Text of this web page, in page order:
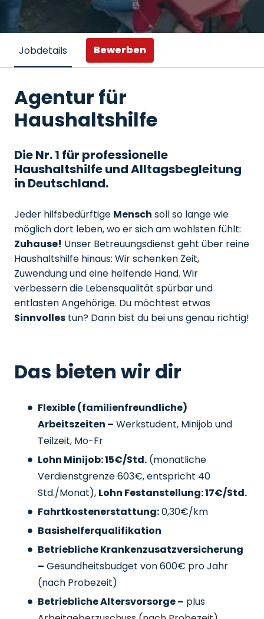
Jobdetails Bewerben
Agentur für
Haushaltshilfe
Die Nr. 1 für professionelle
Haushaltshilfe und Alltagsbegleitung
in Deutschland.
Jeder hilfsbedürftige Mensch soll so lange wie
möglich dort leben, wo er sich am wohlsten fühlt:
Zuhause! Unser Betreuungsdienst geht über reine
Haushaltshilfe hinaus: Wir schenken Zeit,
Zuwendung und eine helfende Hand. Wir
verbessern die Lebensqualität spürbar und
entlasten Angehörige. Du möchtest etwas
Sinnvolles tun? Dann bist du bei uns genau richtig!
Das bieten wir dir
Flexible (familienfreundliche)
Arbeitszeiten – Werkstudent, Minijob und
Teilzeit, Mo-Fr
Lohn Minijob: 15€/Std. (monatliche
Verdienstgrenze 603€, entspricht 40
Std./Monat), Lohn Festanstellung: 17€/Std.
Fahrtkostenerstattung:0,30€/km
Basishelferqualifikation
Betriebliche Krankenzusatzversicherung
– Gesundheitsbudget von 600€ pro Jahr
(nach Probezeit)
Betriebliche Altersvorsorge – plus